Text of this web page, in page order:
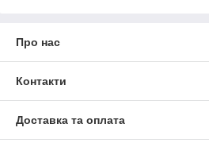
Про нас
Контакти
Доставка та оплата